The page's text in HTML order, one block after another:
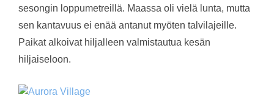
sesongin loppumetreillä. Maassa oli vielä lunta, mutta
sen kantavuus ei enää antanut myöten talvilajeille.
Paikat alkoivat hiljalleen valmistautua kesän
hiljaiseloon.